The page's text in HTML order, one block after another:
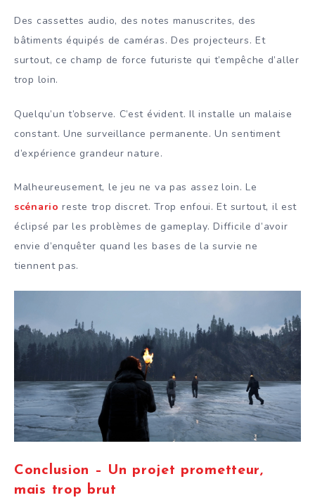
Des cassettes audio, des notes manuscrites, des
bâtiments équipés de caméras. Des projecteurs. Et
surtout, ce champ de force futuriste qui t’empêche d’aller
trop loin.
Quelqu’un t’observe. C’est évident. Il installe un malaise
constant. Une surveillance permanente. Un sentiment
d’expérience grandeur nature.
Malheureusement, le jeu ne va pas assez loin. Le
scénario reste trop discret. Trop enfoui. Et surtout, il est
éclipsé par les problèmes de gameplay. Difficile d’avoir
envie d’enquêter quand les bases de la survie ne
tiennent pas.
Conclusion – Un projet prometteur,
mais trop brut